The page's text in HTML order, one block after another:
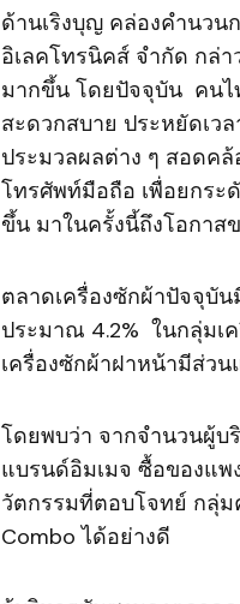
ด้านเริงบุญ คล่องคำนวน
อิเลคโทรนิคส์ จำกัด กล่
มากขึ้น โดยปัจจุบัน คนไ
สะดวกสบาย ประหยัดเว
ประมวลผลต่าง ๆ สอดคล้
โทรศัพท์มือถือ เพื่อยกร
ขึ้น มาในครั้งนี้ถึงโอกาส
ตลาดเครื่องซักผ้าปัจจุบั
ประมาณ 4.2% ในกลุ่มเ
เครื่องซักผ้าฝาหน้ามีส่ว
โดยพบว่า จากจำนวนผู้
แบรนด์อิมเมจ ซื้อของแ
วัตกรรมที่ตอบโจทย์ กลุ่ม
Combo ได้อย่างดี